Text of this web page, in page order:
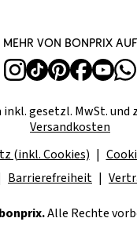
Mehr von bonprix auf
gesetzl. MwSt. und
Versandkosten
(inkl. Cookies)
Barrierefreiheit
Alle Rechte